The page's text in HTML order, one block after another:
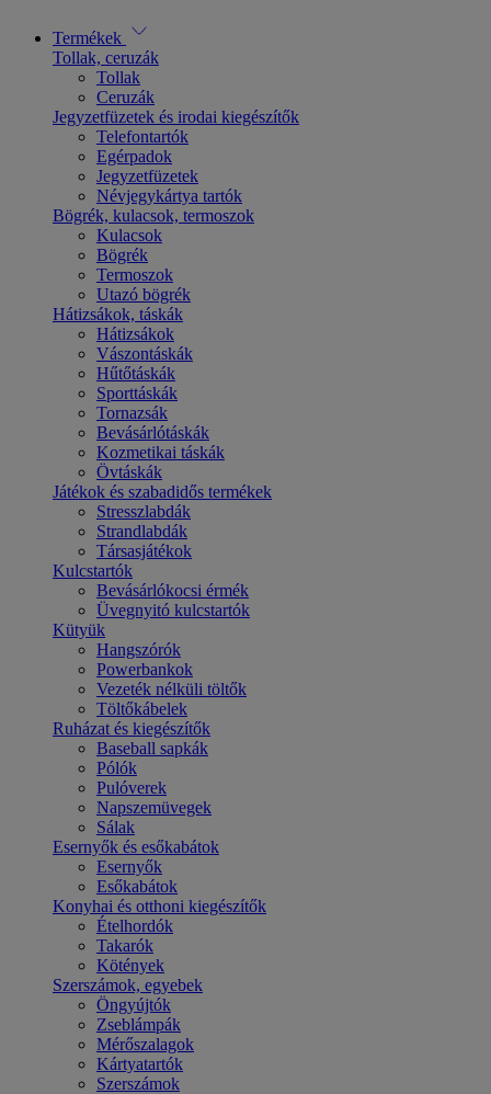
Termékek
Tollak, ceruzák
Tollak
Ceruzák
Jegyzetfüzetek és irodai kiegészítők
Telefontartók
Egérpadok
Jegyzetfüzetek
Névjegykártya tartók
Bögrék, kulacsok, termoszok
Kulacsok
Bögrék
Termoszok
Utazó bögrék
Hátizsákok, táskák
Hátizsákok
Vászontáskák
Hűtőtáskák
Sporttáskák
Tornazsák
Bevásárlótáskák
Kozmetikai táskák
Övtáskák
Játékok és szabadidős termékek
Stresszlabdák
Strandlabdák
Társasjátékok
Kulcstartók
Bevásárlókocsi érmék
Üvegnyitó kulcstartók
Kütyük
Hangszórók
Powerbankok
Vezeték nélküli töltők
Töltőkábelek
Ruházat és kiegészítők
Baseball sapkák
Pólók
Pulóverek
Napszemüvegek
Sálak
Esernyők és esőkabátok
Esernyők
Esőkabátok
Konyhai és otthoni kiegészítők
Ételhordók
Takarók
Kötények
Szerszámok, egyebek
Öngyújtók
Zseblámpák
Mérőszalagok
Kártyatartók
Szerszámok